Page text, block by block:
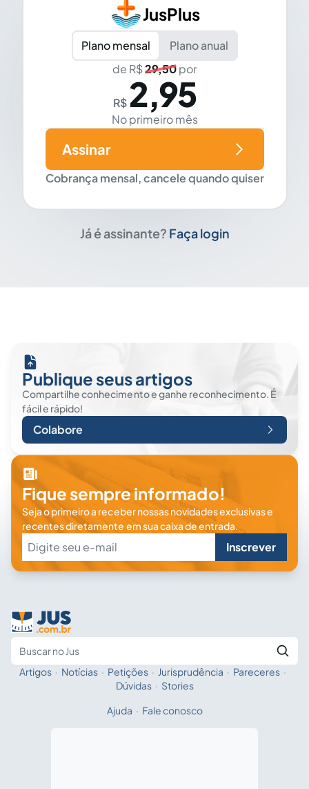
JusPlus
Plano mensal
Plano anual
de R$29,50por
R$ 2,95
No primeiro mês
Cobrança mensal, cancele quando quiser
Assinar
Já é assinante? Faça login
Publique seus artigos
Compartilhe conhecimento e ganhe reconhecimento. É
fácil e rápido!
Colabore
Fique sempre informado!
Seja o primeiro a receber nossas novidades exclusivas e
recentes diretamente em sua caixa de entrada.
Inscrever
Fale com a IA
Artigos · Notícias · Petições · Jurisprudência · Pareceres ·
Dúvidas · Stories
Ajuda · Fale conosco